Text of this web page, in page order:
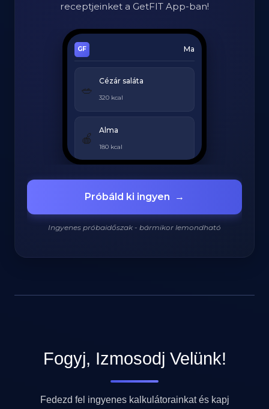
receptjeinket a GetFIT App-ban!
Ma
🥗
Cézár saláta
320 kcal
🍎
Alma
180 kcal
Grillezett csirke
420 kcal
Próbáld ki ingyen →
Ingyenes próbaidőszak - bármikor lemondható
Fogyj, Izmosodj Velünk!
Fedezd fel ingyenes kalkulátorainkat és kapj